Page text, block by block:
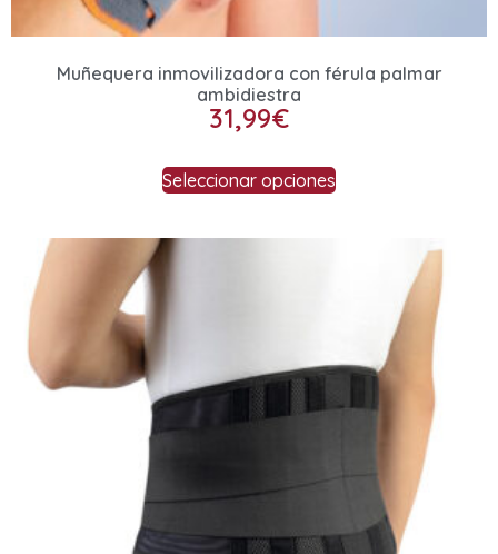
Muñequera inmovilizadora con férula palmar
ambidiestra
31,99€
Seleccionar opciones